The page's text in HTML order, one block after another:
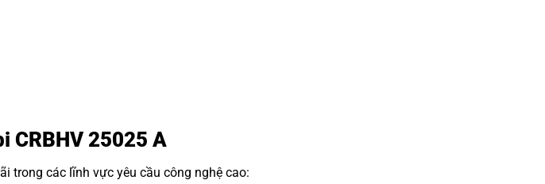
CRBHV 25025 A
trong các lĩnh vực yêu cầu công nghệ cao: